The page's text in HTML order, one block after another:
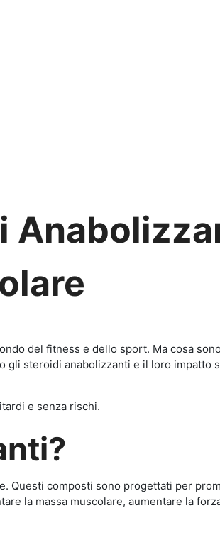
del fitness e dello sport. Ma cosa
gli steroidi anabolizzanti e il loro impatto
e senza rischi.
Questi composti sono progettati per
la massa muscolare, aumentare la